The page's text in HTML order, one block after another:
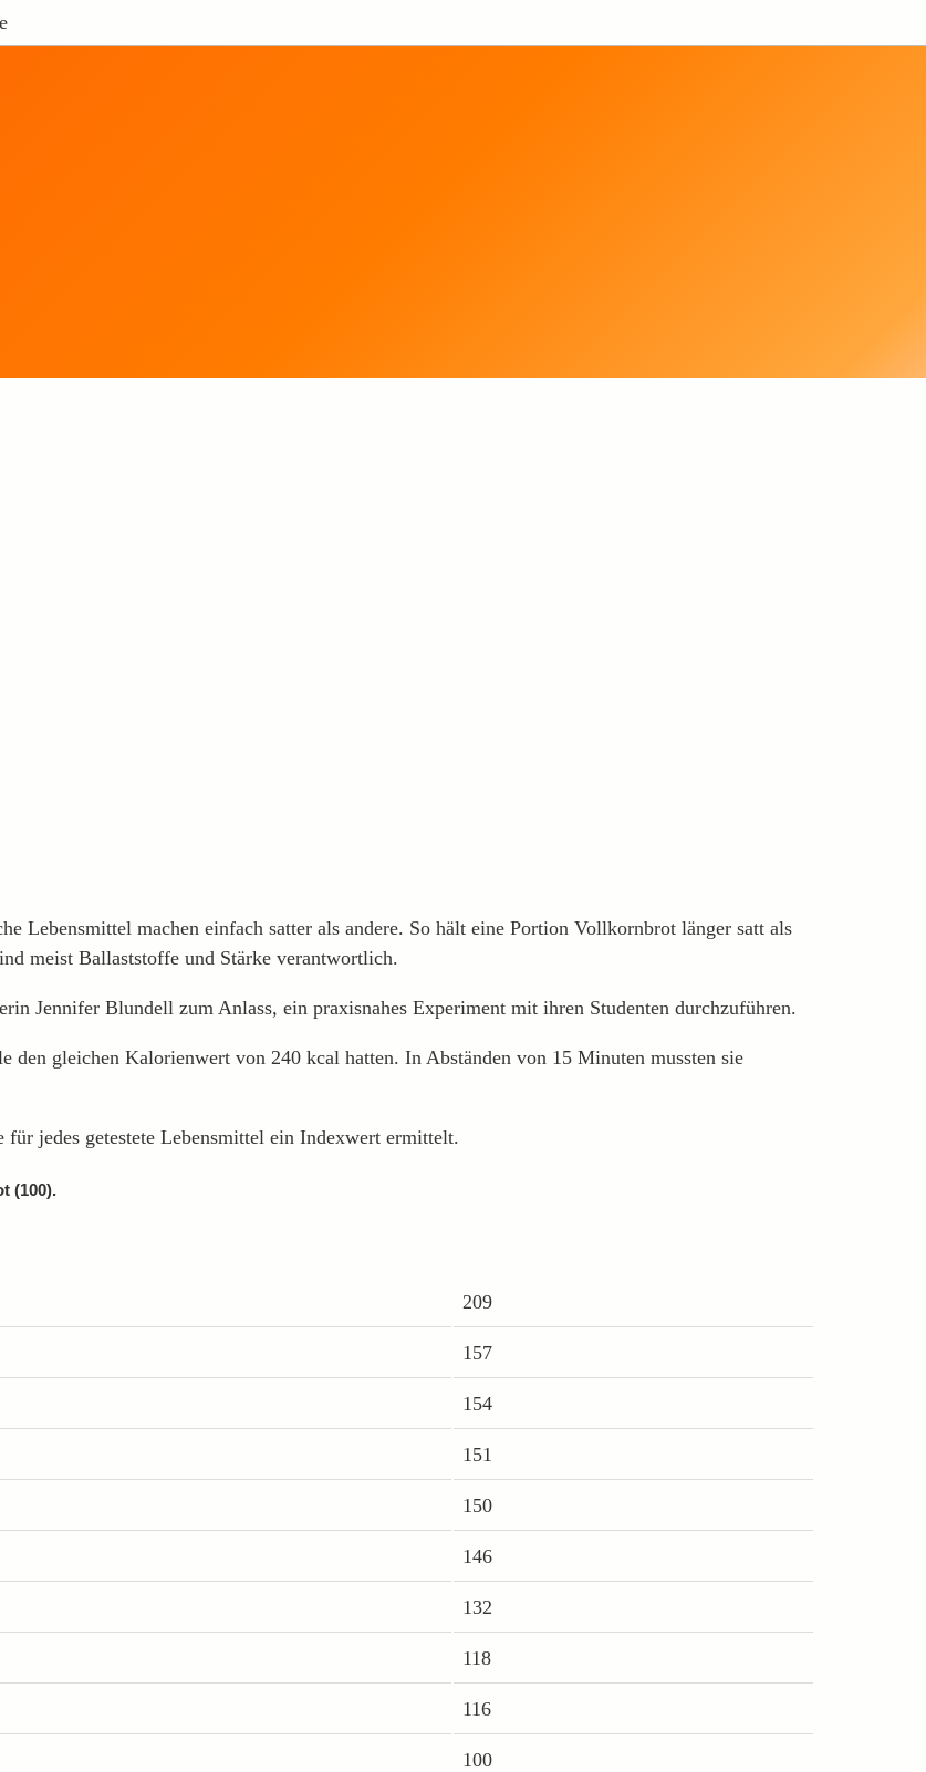
Lebensmittel machen einfach satter als andere. So hält eine Portion Vollkornbrot länger satt als
meist Ballaststoffe und Stärke verantwortlich.
Jennifer Blundell zum Anlass, ein praxisnahes Experiment mit ihren Studenten durchzuführen.
den gleichen Kalorienwert von 240 kcal hatten. In Abständen von 15 Minuten mussten sie
jedes getestete Lebensmittel ein Indexwert ermittelt.
(100).
209
157
154
151
150
146
132
118
116
100